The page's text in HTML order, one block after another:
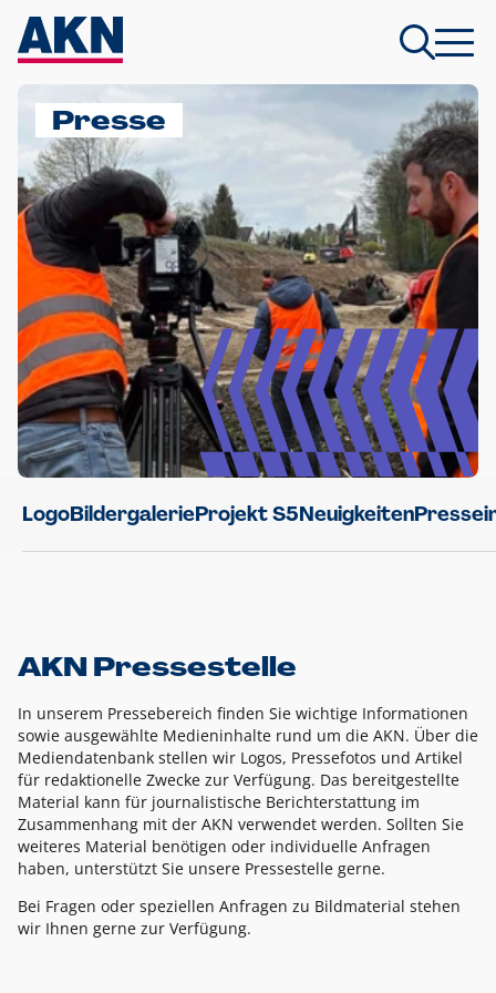
Presse
LogoBildergalerieProjekt S5Neuigkeiten
AKN Pressestelle
In unserem Pressebereich finden Sie wichtige Informationen
sowie ausgewählte Medieninhalte rund um die AKN. Über die
Mediendatenbank stellen wir Logos, Pressefotos und Artikel
für redaktionelle Zwecke zur Verfügung. Das bereitgestellte
Material kann für journalistische Berichterstattung im
Zusammenhang mit der AKN verwendet werden. Sollten Sie
weiteres Material benötigen oder individuelle Anfragen
haben, unterstützt Sie unsere Pressestelle gerne.
Bei Fragen oder speziellen Anfragen zu Bildmaterial stehen
wir Ihnen gerne zur Verfügung.